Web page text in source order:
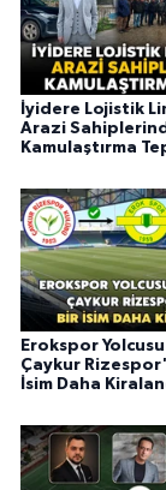
İyidere Lojistik
Arazi
Kamulaştırma
Erokspor Yolcusu
Çaykur
İsim Daha